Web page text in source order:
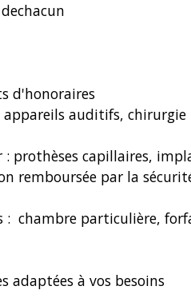
d'honoraires
auditifs,
prothèses capillaires,
remboursée par la
: chambre particulière,
adaptées à vos besoins